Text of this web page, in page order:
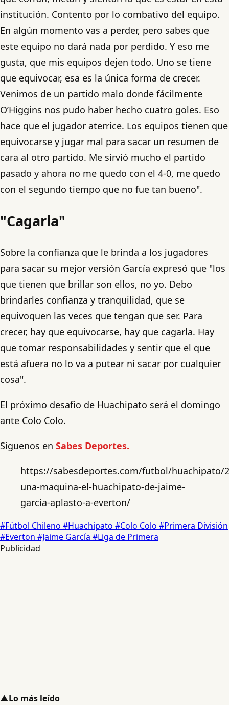
institución. Contento por lo combativo del equipo.
En algún momento vas a perder, pero sabes que
este equipo no dará nada por perdido. Y eso me
gusta, que mis equipos dejen todo. Uno se tiene
que equivocar, esa es la única forma de crecer.
Venimos de un partido malo donde fácilmente
O’Higgins nos pudo haber hecho cuatro goles. Eso
hace que el jugador aterrice. Los equipos tienen que
equivocarse y jugar mal para sacar un resumen de
cara al otro partido. Me sirvió mucho el partido
pasado y ahora no me quedo con el 4-0, me quedo
con el segundo tiempo que no fue tan bueno".
"Cagarla"
Sobre la confianza que le brinda a los jugadores
para sacar su mejor versión García expresó que "los
que tienen que brillar son ellos, no yo. Debo
brindarles confianza y tranquilidad, que se
equivoquen las veces que tengan que ser. Para
crecer, hay que equivocarse, hay que cagarla. Hay
que tomar responsabilidades y sentir que el que
está afuera no lo va a putear ni sacar por cualquier
cosa".
El próximo desafío de Huachipato será el domingo
ante Colo Colo.
Siguenos en Sabes Deportes.
https://sabesdeportes.com/futbol/huachipato/
una-maquina-el-huachipato-de-jaime-
garcia-aplasto-a-everton/
#Fútbol Chileno #Huachipato #Colo Colo #Primera División
#Everton #Jaime García #Liga de Primera
Publicidad
▲Lo más leído